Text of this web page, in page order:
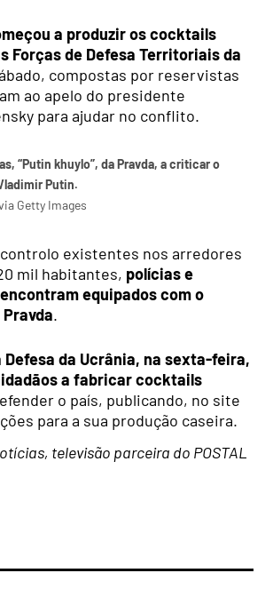
a produzir os cocktails
Forças de Defesa Territoriais da
compostas por reservistas
ao apelo do presidente
para ajudar no conflito.
“Putin khuylo”, da Pravda, a criticar o
Putin.
Getty Images
existentes nos arredores
mil habitantes, polícias e
equipados com o
.
Defesa da Ucrânia, na sexta-feira,
a fabricar cocktails
o país, publicando, no site
para a sua produção caseira.
televisão parceira do POSTAL